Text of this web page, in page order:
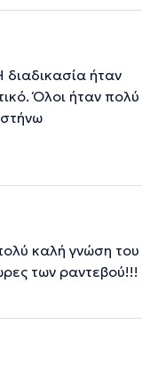
διαδικασία ήταν
Όλοι ήταν πολύ
καλή γνώση του
των ραντεβού!!!